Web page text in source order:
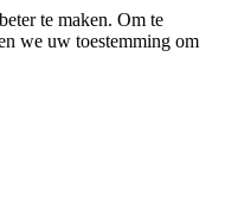
te maken. Om te
we uw toestemming om